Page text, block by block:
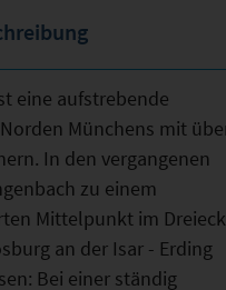
eine aufstrebende
Münchens mit
In den vergangenen
zu einem
Mittelpunkt im Dreieck
an der Isar - Erding
Bei einer ständig